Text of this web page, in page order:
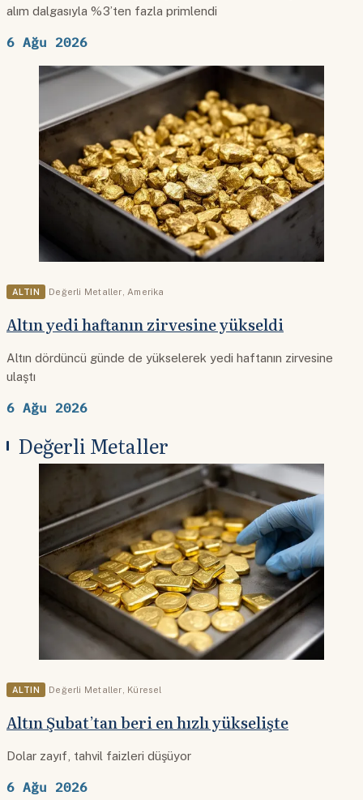
alım dalgasıyla %3’ten fazla primlendi
6 Ağu 2026
ALTIN Değerli Metaller Amerika
Altın yedi haftanın zirvesine yükseldi
Altın dördüncü günde de yükselerek yedi haftanın zirvesine
ulaştı
6 Ağu 2026
Değerli Metaller
ALTIN Değerli Metaller Küresel
Altın Şubat’tan beri en hızlı yükselişte
Dolar zayıf, tahvil faizleri düşüyor
6 Ağu 2026